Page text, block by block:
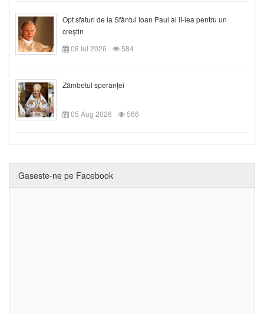
Opt sfaturi de la Sfântul Ioan Paul al II-lea pentru un
creștin
08 Iul 2026
584
Zâmbetul speranței
05 Aug 2026 566
Gaseste-ne pe Facebook